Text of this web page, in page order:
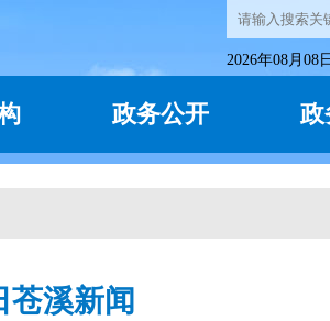
2026年08月08
政务公开 政
苍溪新闻